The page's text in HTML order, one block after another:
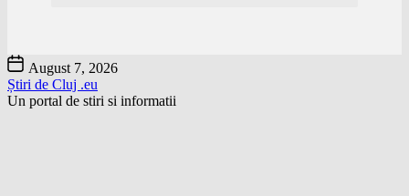
Skip
to
the
content
August 7, 2026
Știri de Cluj .eu
Un portal de stiri si informatii